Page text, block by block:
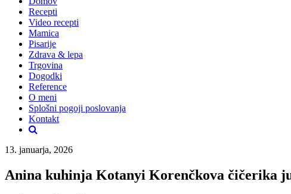
Recepti
Video recepti
Mamica
Pisarije
Zdrava & lepa
Trgovina
Dogodki
Reference
O meni
Splošni pogoji poslovanja
Kontakt
13. januarja, 2026
Anina kuhinja Kotanyi Korenčkova čičerika